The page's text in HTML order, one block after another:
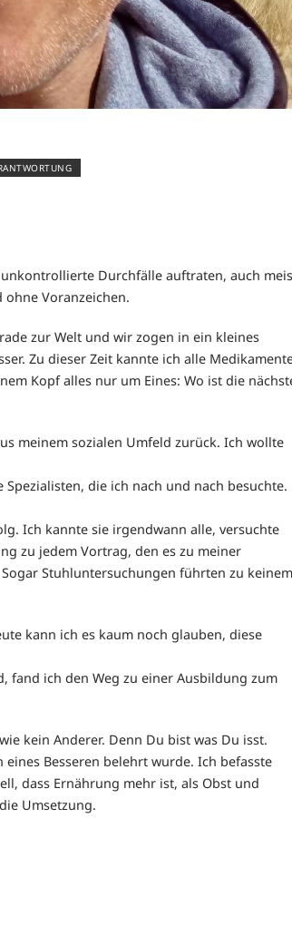
Durchfälle auftraten, auch
Voranzeichen.
zur Welt und wir zogen in ein kleines
Zu dieser Zeit kannte ich alle
Kopf alles nur um Eines: Wo ist die
meinem sozialen Umfeld zurück. Ich wollte
die ich nach und nach besuchte.
Ich kannte sie irgendwann alle, versuchte
zu jedem Vortrag, den es zu meiner
Stuhluntersuchungen führten zu keinem
kann ich es kaum noch glauben, diese
fand ich den Weg zu einer Ausbildung zum
kein Anderer. Denn Du bist was Du isst.
Besseren belehrt wurde. Ich befasste
dass Ernährung mehr ist, als Obst und
Umsetzung.